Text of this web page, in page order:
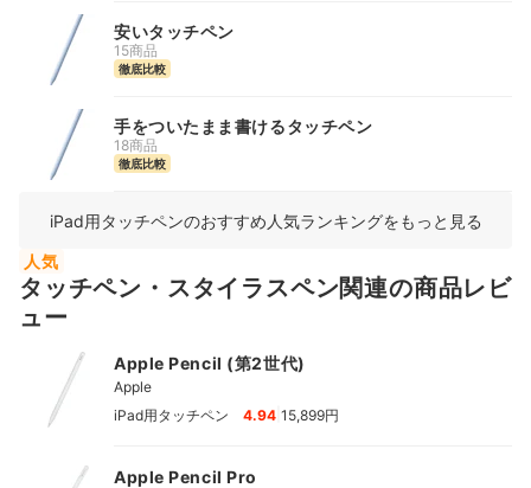
安いタッチペン
15商品
徹底比較
手をついたまま書けるタッチペン
18商品
徹底比較
iPad用タッチペンのおすすめ人気ランキングをもっと見る
人気
タッチペン・スタイラスペン関連の商品レビ
ュー
Apple Pencil (第2世代)
Apple
iPad用タッチペン
4.94 15,899円
Apple Pencil Pro